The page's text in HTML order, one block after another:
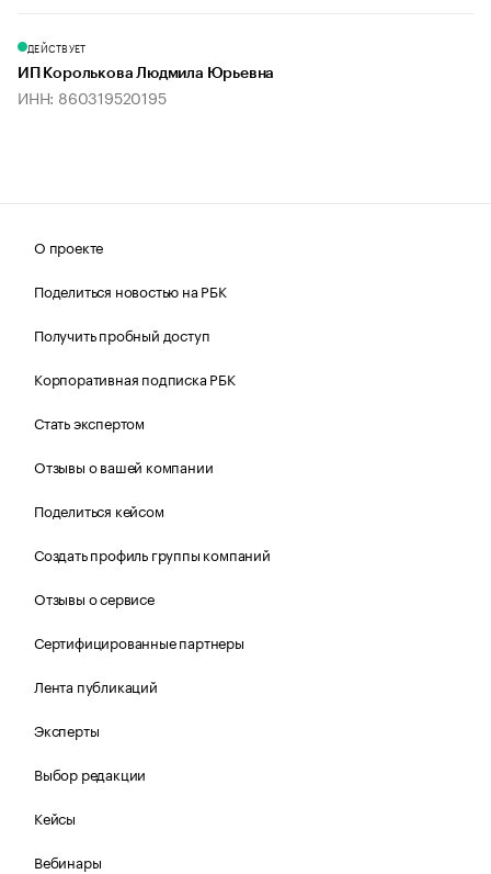
ДЕЙСТВУЕТ
ИП Королькова Людмила Юрьевна
ИНН: 860319520195
О проекте
Поделиться новостью на РБК
Получить пробный доступ
Корпоративная подписка РБК
Стать экспертом
Отзывы о вашей компании
Поделиться кейсом
Создать профиль группы компаний
Отзывы о сервисе
Сертифицированные партнеры
Лента публикаций
Эксперты
Выбор редакции
Кейсы
Вебинары